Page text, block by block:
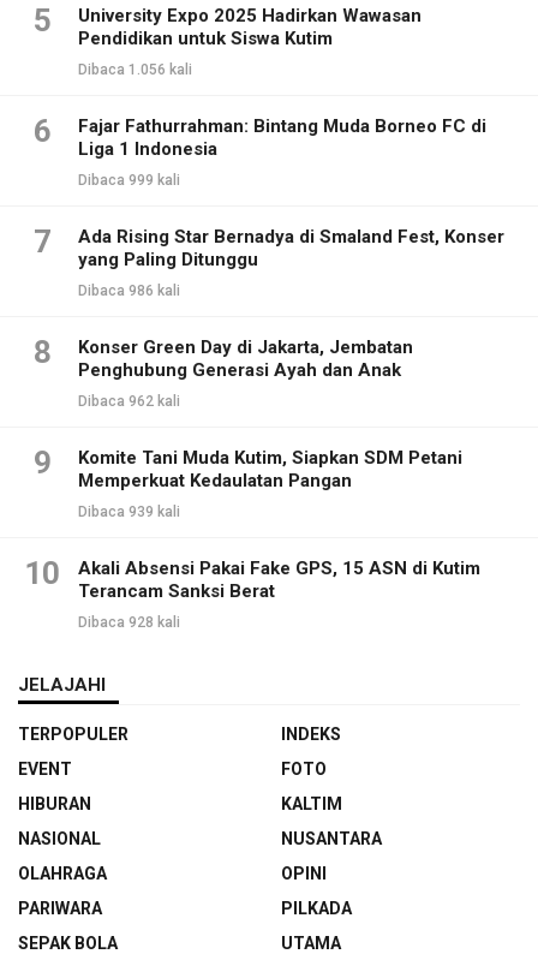
5
University Expo 2025 Hadirkan Wawasan
Pendidikan untuk Siswa Kutim
Dibaca 1.056 kali
6
Fajar Fathurrahman: Bintang Muda Borneo FC di
Liga 1 Indonesia
Dibaca 999 kali
7
Ada Rising Star Bernadya di Smaland Fest, Konser
yang Paling Ditunggu
Dibaca 986 kali
8
Konser Green Day di Jakarta, Jembatan
Penghubung Generasi Ayah dan Anak
Dibaca 962 kali
9
Komite Tani Muda Kutim, Siapkan SDM Petani
Memperkuat Kedaulatan Pangan
Dibaca 939 kali
10
Akali Absensi Pakai Fake GPS, 15 ASN di Kutim
Terancam Sanksi Berat
Dibaca 928 kali
JELAJAHI
TERPOPULER
INDEKS
EVENT
FOTO
HIBURAN
KALTIM
NASIONAL
NUSANTARA
OLAHRAGA
OPINI
PARIWARA
PILKADA
SEPAK BOLA
UTAMA